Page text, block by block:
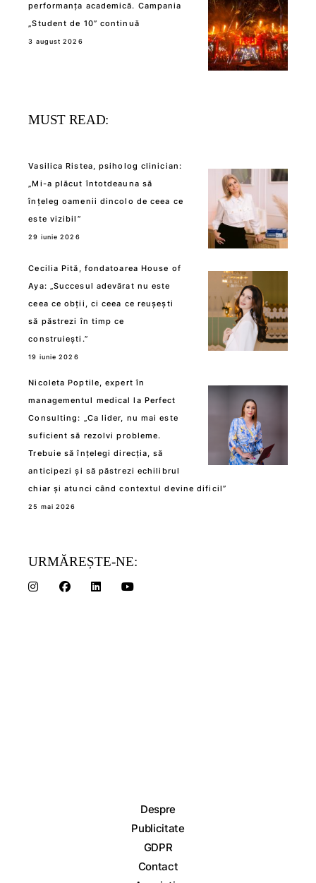
performanța academică. Campania
„Student de 10” continuă
3 august 2026
MUST READ:
Vasilica Ristea, psiholog clinician:
„Mi-a plăcut întotdeauna să
înțeleg oamenii dincolo de ceea ce
este vizibil”
29 iunie 2026
Cecilia Pită, fondatoarea House of
Aya: „Succesul adevărat nu este
ceea ce obții, ci ceea ce reușești
să păstrezi în timp ce
construiești.”
19 iunie 2026
Nicoleta Poptile, expert în
managementul medical la Perfect
Consulting: „Ca lider, nu mai este
suficient să rezolvi probleme.
Trebuie să înțelegi direcția, să
anticipezi și să păstrezi echilibrul
chiar și atunci când contextul devine dificil”
25 mai 2026
URMĂREȘTE-NE:
Despre
Publicitate
GDPR
Contact